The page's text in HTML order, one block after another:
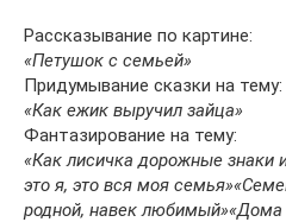
Рассказывание по картине:
«Петушок с семьей»
Придумывание сказки на тему:
«Как ежик выручил зайца»
Фантазирование на тему:
«Как лисичка дорожные знаки
это я, это вся моя семья»
родной, навек любимый»«Дома